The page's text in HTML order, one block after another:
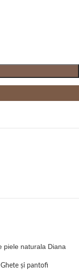
piele naturala Diana
Ghete și pantofi